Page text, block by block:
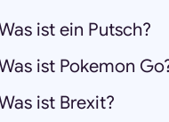
ist ein Putsch?
ist Pokemon
ist Brexit?